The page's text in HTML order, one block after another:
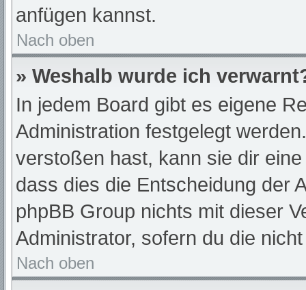
anfügen kannst.
Nach oben
» Weshalb wurde ich
In jedem Board gibt es eigene
Administration festgelegt
verstoßen hast, kann sie dir
dass dies die Entscheidung der
phpBB Group nichts mit dieser
Administrator, sofern du die
Nach oben